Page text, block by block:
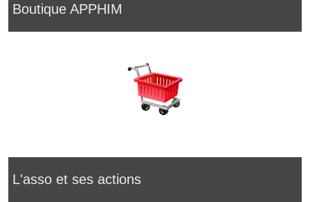
Boutique APPHIM
L'asso et ses actions